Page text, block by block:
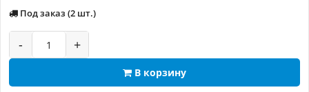
Под заказ (2 шт.)
- +
В корзину